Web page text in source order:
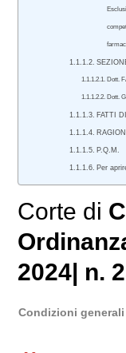
Dott.
Dott.
FATTI
P.Q.M.
Per
Corte di
2024| n.
Condizioni